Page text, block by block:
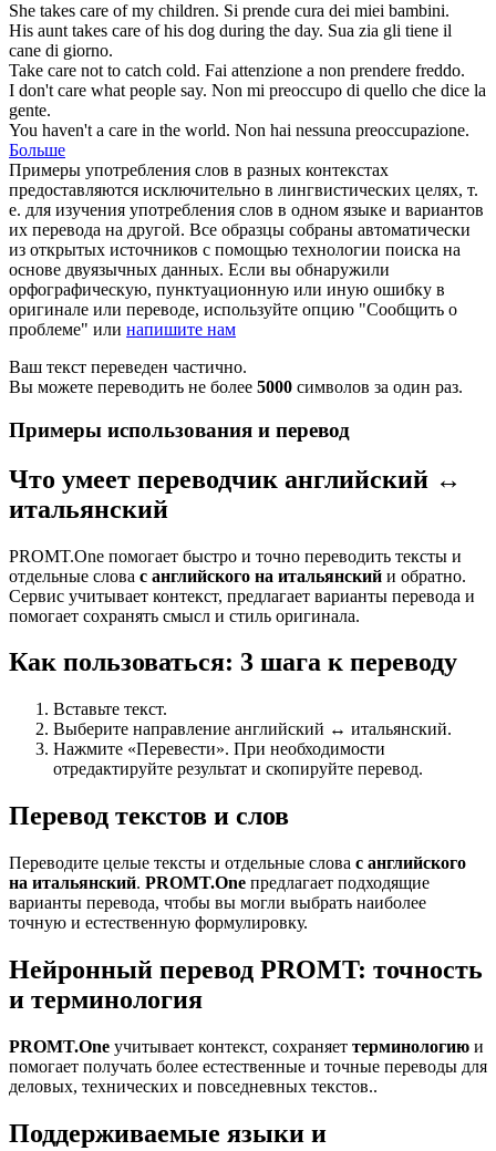
She takes care of my children. Si prende cura dei miei bambini.
His aunt takes care of his dog during the day. Sua zia gli tiene il
cane di giorno.
Take care not to catch cold. Fai attenzione a non prendere freddo.
I don't care what people say. Non mi preoccupo di quello che dice la
gente.
You haven't a care in the world. Non hai nessuna preoccupazione.
Больше
Примеры употребления слов в разных контекстах
предоставляются исключительно в лингвистических целях, т.
е. для изучения употребления слов в одном языке и вариантов
их перевода на другой. Все образцы собраны автоматически
из открытых источников с помощью технологии поиска на
основе двуязычных данных. Если вы обнаружили
орфографическую, пунктуационную или иную ошибку в
оригинале или переводе, используйте опцию "Сообщить о
проблеме" или напишите нам
Ваш текст переведен частично.
Вы можете переводить не более 5000 символов за один раз.
Примеры использования и перевод
Что умеет переводчик английский ↔
итальянский
PROMT.One помогает быстро и точно переводить тексты и
отдельные слова с английского на итальянский и обратно.
Сервис учитывает контекст, предлагает варианты перевода и
помогает сохранять смысл и стиль оригинала.
Как пользоваться: 3 шага к переводу
Вставьте текст.
Выберите направление английский ↔ итальянский.
Нажмите «Перевести». При необходимости
отредактируйте результат и скопируйте перевод.
Перевод текстов и слов
Переводите целые тексты и отдельные слова с английского
на итальянский. PROMT.One предлагает подходящие
варианты перевода, чтобы вы могли выбрать наиболее
точную и естественную формулировку.
Нейронный перевод PROMT: точность
и терминология
PROMT.One учитывает контекст, сохраняет терминологию и
помогает получать более естественные и точные переводы для
деловых, технических и повседневных текстов..
Поддерживаемые языки и